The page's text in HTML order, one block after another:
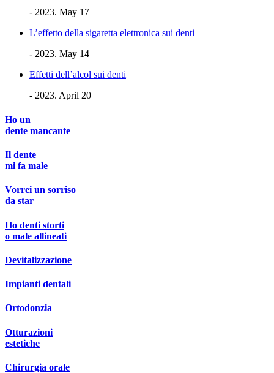
- 2023. May 17
L’effetto della sigaretta elettronica sui denti
- 2023. May 14
Effetti dell’alcol sui denti
- 2023. April 20
Ho un
dente mancante
Il dente
mi fa male
Vorrei un sorriso
da star
Ho denti storti
o male allineati
Devitalizzazione
Impianti dentali
Ortodonzia
Otturazioni
estetiche
Chirurgia orale